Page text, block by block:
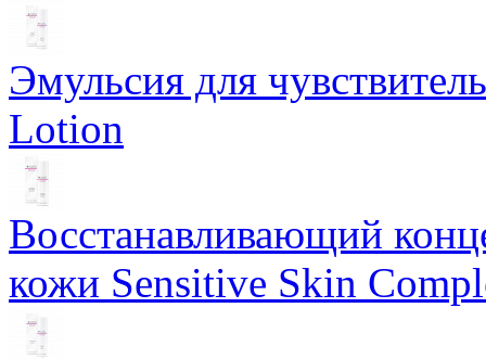
Эмульсия для
Lotion
Восстанавливающий
кожи Sensitive Skin